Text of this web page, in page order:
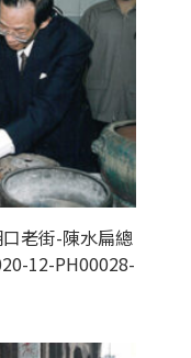
老街-陳水扁總
12-PH00028-